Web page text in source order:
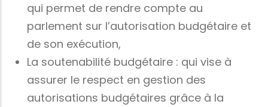
qui permet de rendre compte au
parlement sur l’autorisation budgétaire et
de son exécution,
La soutenabilité budgétaire : qui vise à
assurer le respect en gestion des
autorisations budgétaires grâce à la